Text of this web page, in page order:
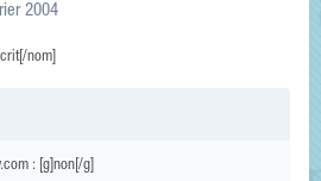
2004
nom]
: [g]non[/g]